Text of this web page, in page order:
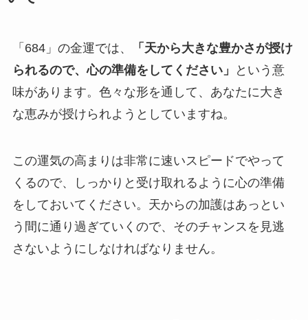
「684」の金運では、
「天から大きな豊かさが授け
られるので、心の準備をしてください」
という意
味があります。色々な形を通して、あなたに大き
な恵みが授けられようとしていますね。
この運気の高まりは非常に速いスピードでやって
くるので、しっかりと受け取れるように心の準備
をしておいてください。天からの加護はあっとい
う間に通り過ぎていくので、そのチャンスを見逃
さないようにしなければなりません。